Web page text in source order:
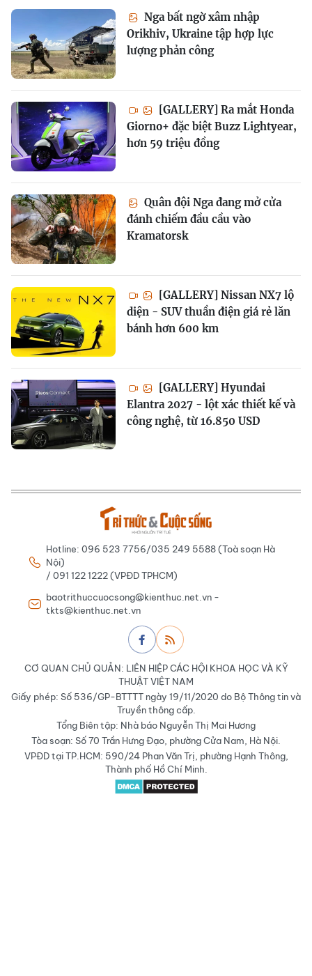
Nga bất ngờ xâm nhập
Orikhiv, Ukraine tập hợp lực
lượng phản công
[GALLERY] Ra mắt Honda
Giorno+ đặc biệt Buzz Lightyear,
hơn 59 triệu đồng
Quân đội Nga đang mở cửa
đánh chiếm đầu cầu vào
Kramatorsk
[GALLERY] Nissan NX7 lộ
diện - SUV thuần điện giá rẻ lăn
bánh hơn 600 km
[GALLERY] Hyundai
Elantra 2027 - lột xác thiết kế và
công nghệ, từ 16.850 USD
Hotline: 096 523 7756/035 249 5588 (Toà soạn Hà
Nội)
/ 091 122 1222 (VPĐD TPHCM)
baotrithuccuocsong@kienthuc.net.vn -
tkts@kienthuc.net.vn
CƠ QUAN CHỦ QUẢN: LIÊN HIỆP CÁC HỘI KHOA HỌC VÀ KỸ
THUẬT VIỆT NAM
Giấy phép: Số 536/GP-BTTTT ngày 19/11/2020 do Bộ Thông tin và
Truyền thông cấp.
Tổng Biên tập: Nhà báo Nguyễn Thị Mai Hương
Tòa soạn: Số 70 Trần Hưng Đạo, phường Cửa Nam, Hà Nội.
VPĐD tại TP.HCM: 590/24 Phan Văn Trị, phường Hạnh Thông,
Thành phố Hồ Chí Minh.